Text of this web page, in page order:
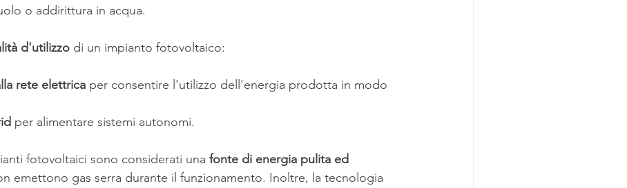
o addirittura in acqua.
d'utilizzo di un impianto fotovoltaico:
rete elettrica per consentire l'utilizzo dell'energia prodotta in modo
per alimentare sistemi autonomi.
fotovoltaici sono considerati una fonte di energia pulita ed
emettono gas serra durante il funzionamento. Inoltre, la tecnologia